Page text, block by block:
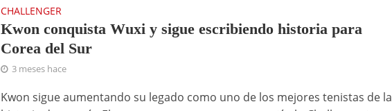
CHALLENGER
Kwon conquista Wuxi y sigue escribiendo historia para
Corea del Sur
3 meses hace
Kwon sigue aumentando su legado como uno de los mejores tenistas de la